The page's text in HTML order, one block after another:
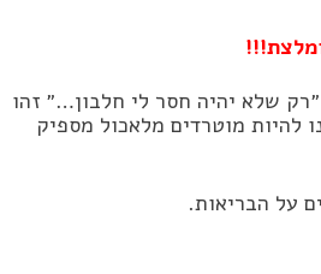
שלא יהיה חסר לי חלבון…״ זהו
להיות מוטרדים מלאכול מספיק
על הבריאות.